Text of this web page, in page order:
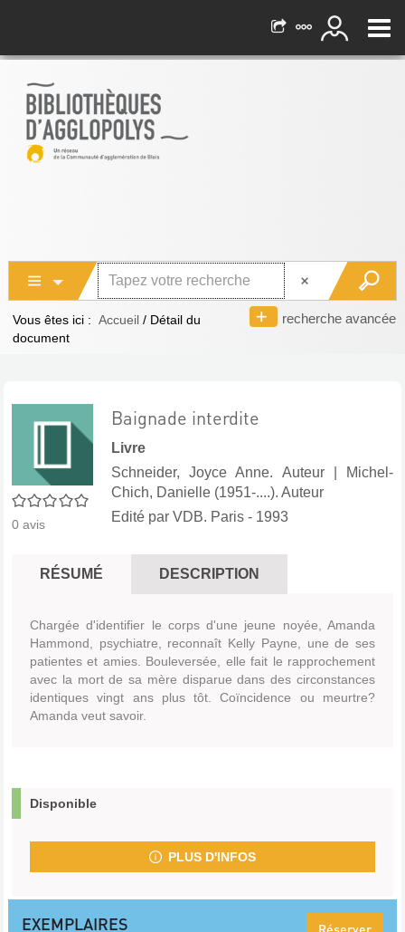
recherche avancée
Vous êtes ici : Accueil / Détail du
document
0/5
0 avis
Baignade interdite
Livre
Schneider, Joyce Anne. Auteur|
Michel-
Chich, Danielle (1951-....). Auteur
Edité par VDB. Paris - 1993
RÉSUMÉ DESCRIPTION
Chargée d'identifier le corps d'une jeune noyée, Amanda
Hammond, psychiatre, reconnaît Kelly Payne, une de ses
patientes et amies. Bouleversée, elle fait le rapprochement
avec la mort de sa mère disparue dans des circonstances
identiques vingt ans plus tôt. Coïncidence ou meurtre?
Amanda veut savoir.
Disponible
PLUS D'INFOS
EXEMPLAIRES Réserver